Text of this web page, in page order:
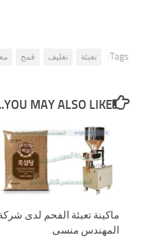
Tags: تعبئة تغليف قمح
YOU MAY ALSO LIKE...
ماكينة تعبئة الفحم لدى
المهندس منسى